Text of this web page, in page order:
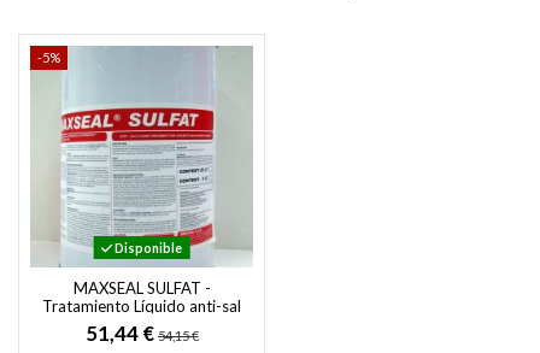
-5%
Disponible
MAXSEAL SULFAT -
Tratamiento Líquido anti-sal
para Superficies de
Hormigón y Mampostería
51,44 € 54,15 €